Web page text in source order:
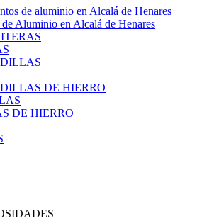
de aluminio en Alcalá de Henares
de Aluminio en Alcalá de Henares
DE HIERRO
DE HIERRO